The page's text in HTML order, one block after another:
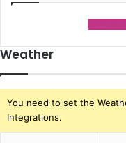
Weather
You need to set the
Integrations.